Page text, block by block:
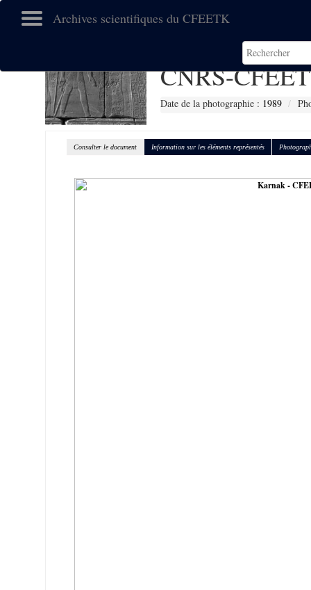
Archives scientifiques du CFEETK
CNRS-
Date de la photographie : 1989
Consulter le document Information sur les éléments représentés